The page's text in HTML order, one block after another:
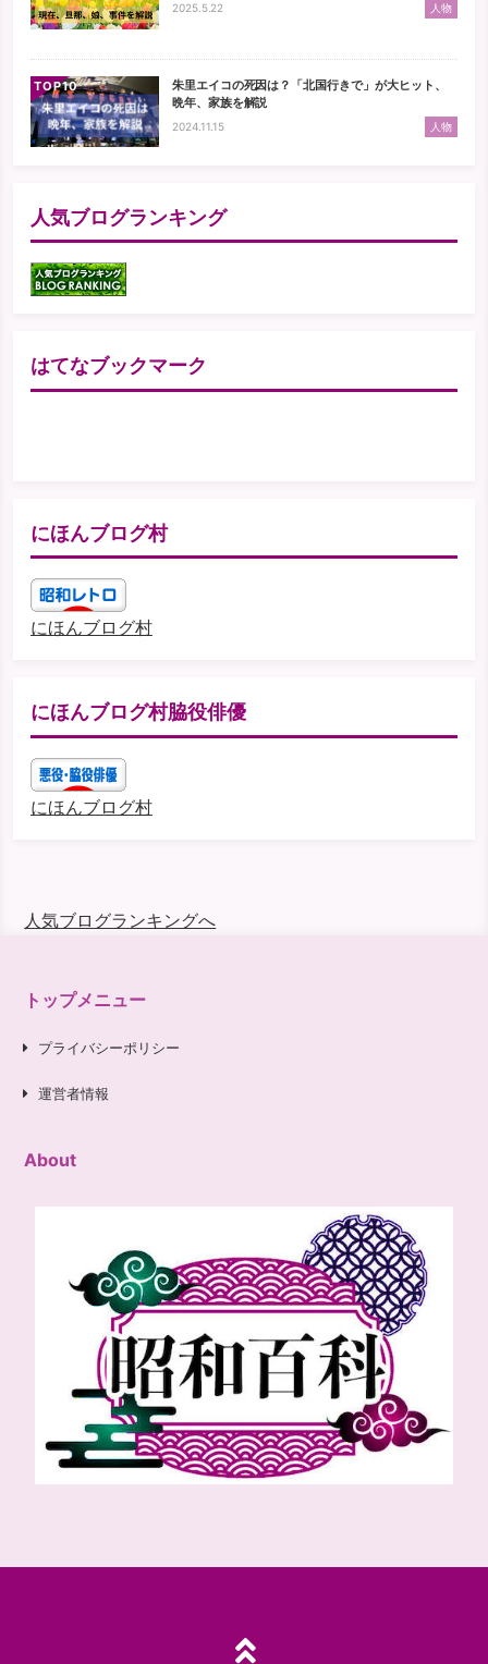
2025.5.22 人物
TOP
朱里エイコの死因は？「北国行きで」が大ヒット、
晩年、家族を解説
2024.11.15 人物
人気ブログランキング
はてなブックマーク
にほんブログ村
にほんブログ村
にほんブログ村脇役俳優
にほんブログ村
人気ブログランキングへ
トップメニュー
プライバシーポリシー
運営者情報
About